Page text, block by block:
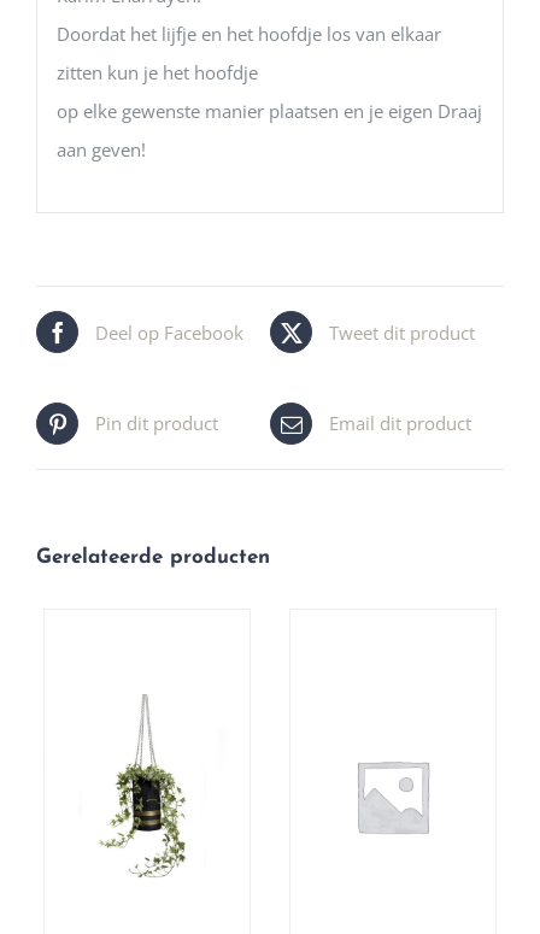
Doordat het lijfje en het hoofdje los van elkaar
zitten kun je het hoofdje
op elke gewenste manier plaatsen en je eigen Draaj
aan geven!
Deel op Facebook Tweet dit product
Pin dit product Email dit product
Gerelateerde producten